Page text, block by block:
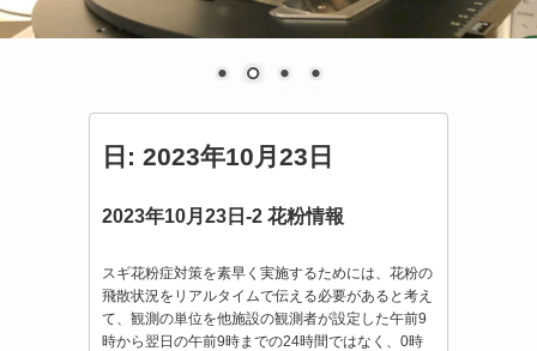
日: 2023年10月23日
2023年10月23日-2 花粉情報
スギ花粉症対策を素早く実施するためには、花粉の
飛散状況をリアルタイムで伝える必要があると考え
て、観測の単位を他施設の観測者が設定した午前9
時から翌日の午前9時までの24時間ではなく、0時